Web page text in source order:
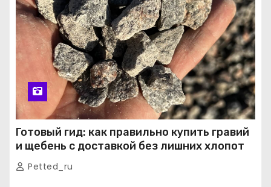
Готовый гид: как правильно купить гравий
и щебень с доставкой без лишних хлопот
Petted_ru